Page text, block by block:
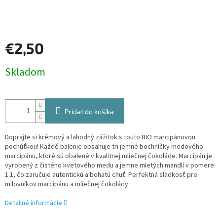
€2,50
cena:
Skladom
Pridať do košíka
Doprajte si krémový a lahodný zážitok s touto BIO marcipánovou
pochúťkou! Každé balenie obsahuje tri jemné bochníčky medového
marcipánu, ktoré sú obalené v kvalitnej mliečnej čokoláde. Marcipán je
vyrobený z čistého kvetového medu a jemne mletých mandlí v pomere
1:1, čo zaručuje autentickú a bohatú chuť. Perfektná sladkosť pre
milovníkov marcipánu a mliečnej čokolády.
Detailné informácie